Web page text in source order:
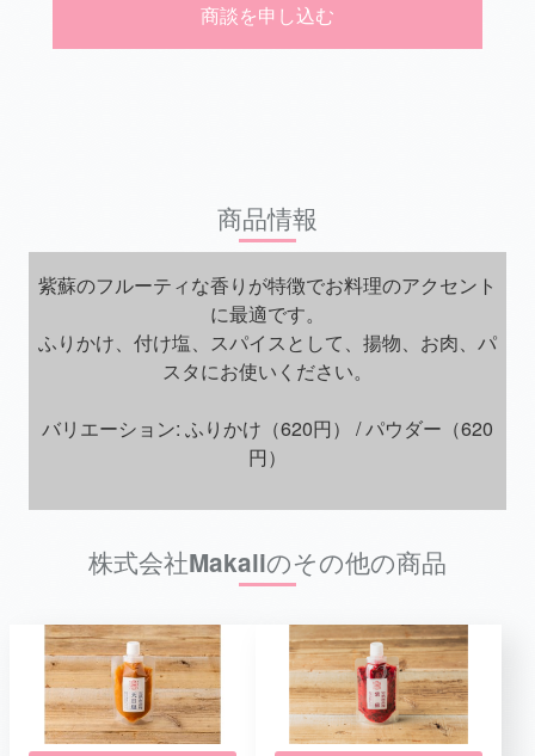
商談を申し込む
商品情報
紫蘇のフルーティな香りが特徴でお料理のアクセント
に最適です。
ふりかけ、付け塩、スパイスとして、揚物、お肉、パ
スタにお使いください。
バリエーション: ふりかけ（620円） / パウダー（620
円）
株式会社Makaliのその他の商品